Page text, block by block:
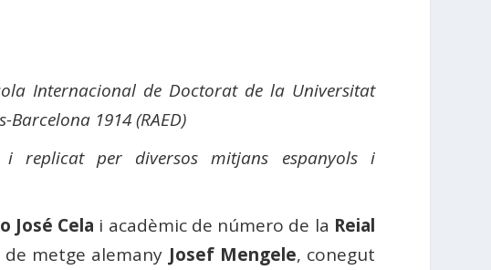
Internacional de Doctorat de la Universitat
1914 (RAED)
replicat per diversos mitjans espanyols i
José Cela i acadèmic de número de la Reial
metge alemany Josef Mengele, conegut